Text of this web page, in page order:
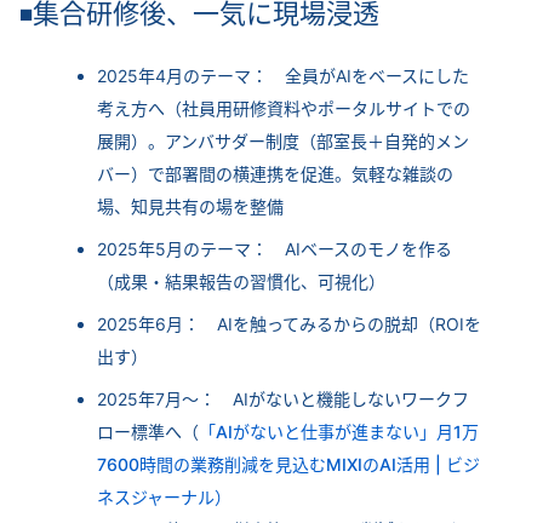
◾集合研修後、一気に現場浸透
2025年4月のテーマ： 全員がAIをベースにした
考え方へ（社員用研修資料やポータルサイトでの
展開）。アンバサダー制度（部室長＋自発的メン
バー）で部署間の横連携を促進。気軽な雑談の
場、知見共有の場を整備
2025年5月のテーマ： AIベースのモノを作る
（成果・結果報告の習慣化、可視化）
2025年6月： AIを触ってみるからの脱却（ROIを
出す）
2025年7月～： AIがないと機能しないワークフ
ロー標準へ（ 「AIがないと仕事が進まない」月1万
7600時間の業務削減を見込むMIXIのAI活用 | ビジ
ネスジャーナル）